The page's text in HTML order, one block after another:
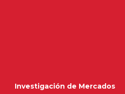
Investigación de Mercados